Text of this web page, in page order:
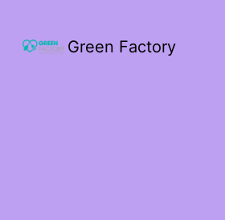
Green Factory